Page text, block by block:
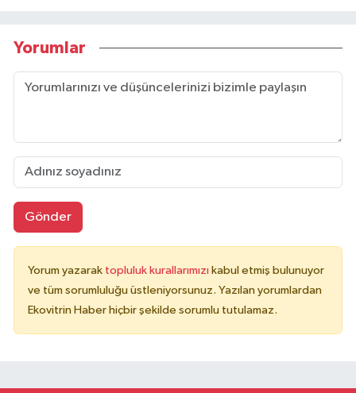
Yorumlar
Gönder
Yorum yazarak topluluk kurallarımızı kabul etmiş bulunuyor
ve tüm sorumluluğu üstleniyorsunuz. Yazılan yorumlardan
Ekovitrin Haber hiçbir şekilde sorumlu tutulamaz.